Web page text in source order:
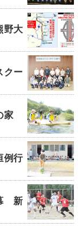
大
クー
家
例行
新